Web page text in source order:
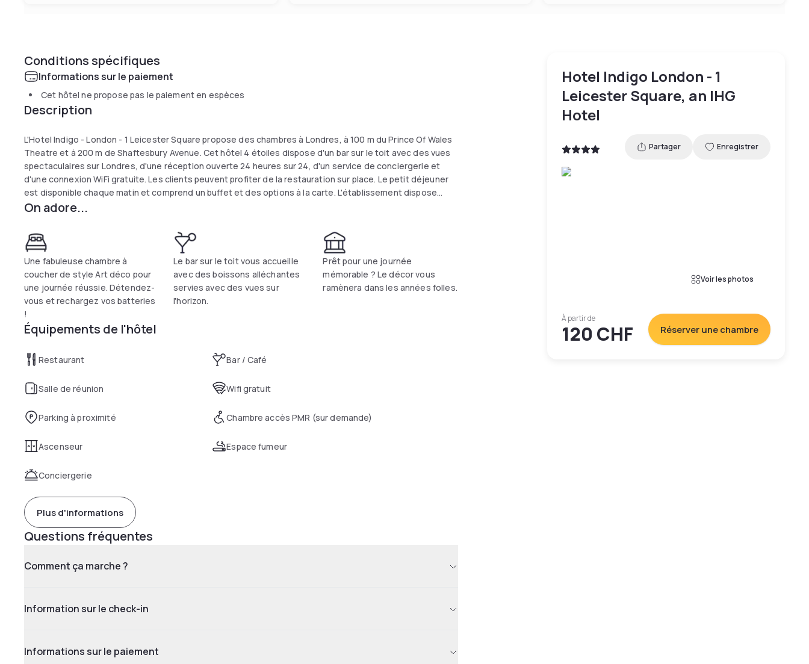
Conditions spécifiques
Informations sur le paiement
Cet hôtel ne propose pas le paiement en espèces
Description
L'Hotel Indigo - London - 1 Leicester Square propose des chambres à Londres, à 100 m du Prince Of Wales
Theatre et à 200 m de Shaftesbury Avenue. Cet hôtel 4 étoiles dispose d'un bar sur le toit avec des vues
spectaculaires sur Londres, d'une réception ouverte 24 heures sur 24, d'un service de conciergerie et
d'une connexion WiFi gratuite. Les clients peuvent profiter de la restauration sur place. Le petit déjeuner
est disponible chaque matin et comprend un buffet et des options à la carte. L'établissement dispose
également d'un bar. Westminster Borough est un excellent choix pour les voyageurs intéressés par le
On adore...
Une fabuleuse chambre à
coucher de style Art déco pour
une journée réussie. Détendez-
vous et rechargez vos batteries
!
Le bar sur le toit vous accueille
avec des boissons alléchantes
servies avec des vues sur
l'horizon.
Prêt pour une journée
mémorable ? Le décor vous
ramènera dans les années folles.
Équipements de l'hôtel
Restaurant Bar / Café
Salle de réunion Wifi gratuit
Parking à proximité Chambre accès PMR (sur demande)
Ascenseur Espace fumeur
Conciergerie
Plus d'informations
Questions fréquentes
Comment ça marche ?
Information sur le check-in
Informations sur le paiement
Hotel Indigo London - 1
Leicester Square, an IHG
Hotel
Partager Enregistrer
Voir les photos
À partir de
120 CHF Réserver une chambre